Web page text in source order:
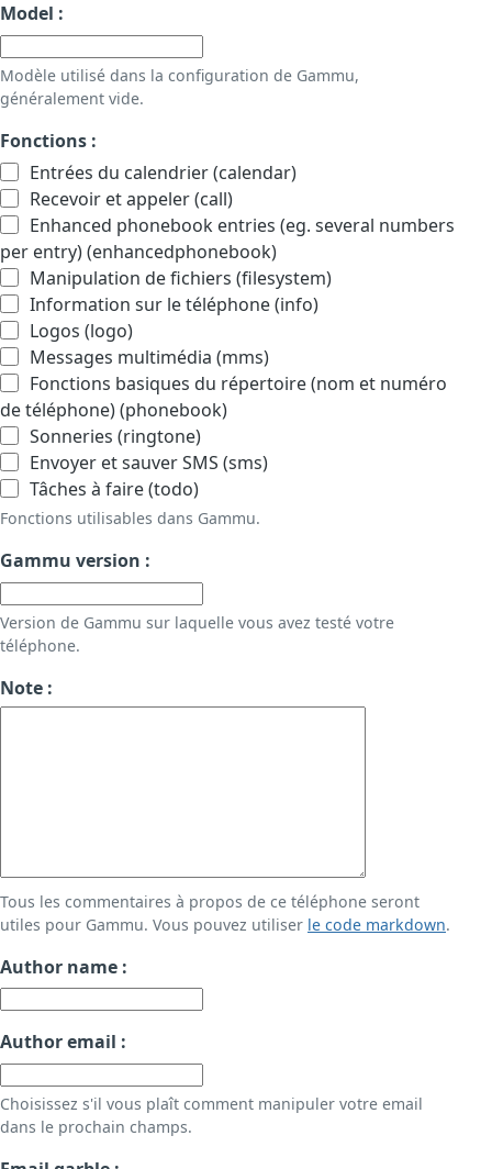
Model :
Modèle utilisé dans la configuration de Gammu,
généralement vide.
Fonctions :
Entrées du calendrier (calendar)
Recevoir et appeler (call)
Enhanced phonebook entries (eg. several numbers
per entry) (enhancedphonebook)
Manipulation de fichiers (filesystem)
Information sur le téléphone (info)
Logos (logo)
Messages multimédia (mms)
Fonctions basiques du répertoire (nom et numéro
de téléphone) (phonebook)
Sonneries (ringtone)
Envoyer et sauver SMS (sms)
Tâches à faire (todo)
Fonctions utilisables dans Gammu.
Gammu version :
Version de Gammu sur laquelle vous avez testé votre
téléphone.
Note :
Tous les commentaires à propos de ce téléphone seront
utiles pour Gammu. Vous pouvez utiliser le code markdown.
Author name :
Author email :
Choisissez s'il vous plaît comment manipuler votre email
dans le prochain champs.